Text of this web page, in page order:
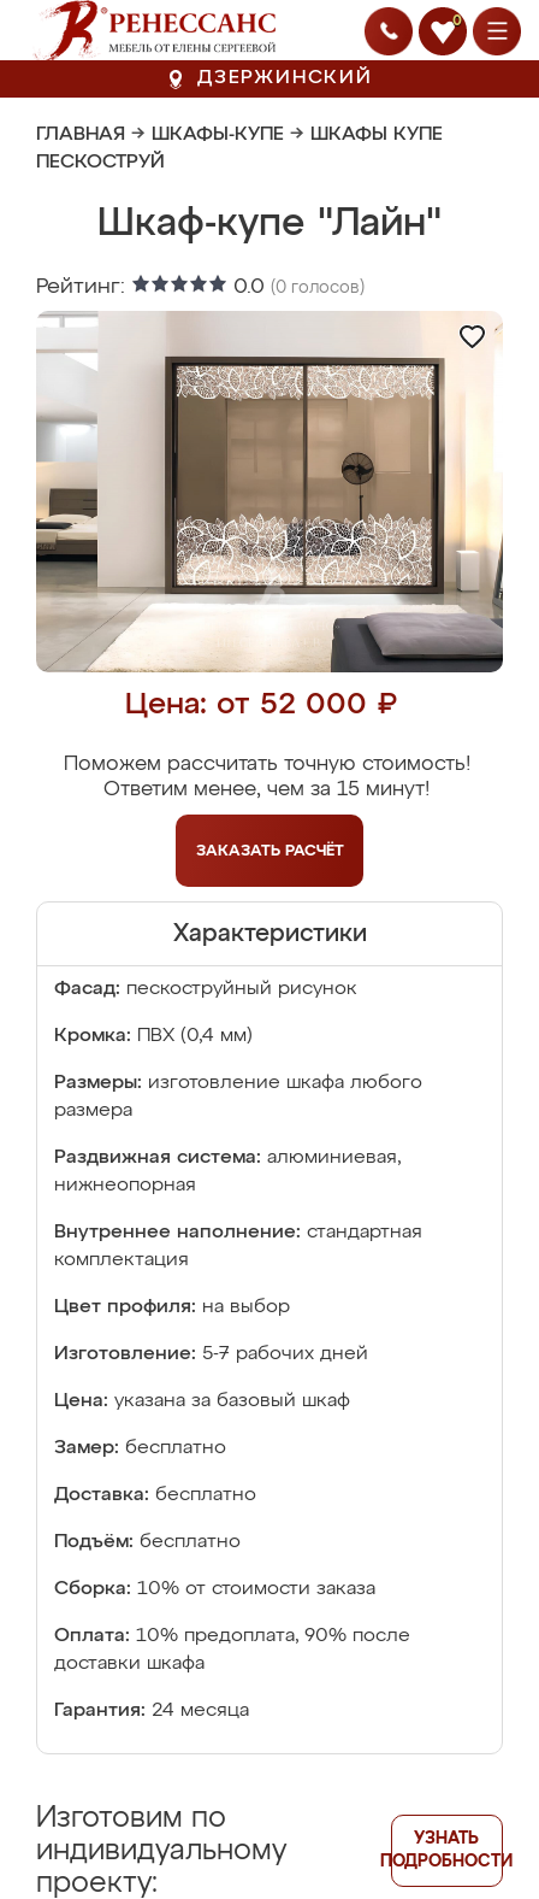
0
ДЗЕРЖИНСКИЙ
ГЛАВНАЯ → ШКАФЫ-КУПЕ → ШКАФЫ КУПЕ
ПЕСКОСТРУЙ
Шкаф-купе "Лайн"
Рейтинг: 0.0 (0 голосов)
Цена: от 52 000 ₽
Поможем рассчитать точную стоимость!
Ответим менее, чем за 15 минут!
ЗАКАЗАТЬ РАСЧЁТ
Характеристики
Фасад: пескоструйный рисунок
Кромка: ПВХ (0,4 мм)
Размеры: изготовление шкафа любого
размера
Раздвижная система: алюминиевая,
нижнеопорная
Внутреннее наполнение: стандартная
комплектация
Цвет профиля: на выбор
Изготовление: 5-7 рабочих дней
Цена: указана за базовый шкаф
Замер: бесплатно
Доставка: бесплатно
Подъём: бесплатно
Сборка: 10% от стоимости заказа
Оплата: 10% предоплата, 90% после
доставки шкафа
Гарантия: 24 месяца
Изготовим по
индивидуальному
проекту:
УЗНАТЬ
ПОДРОБНОСТИ